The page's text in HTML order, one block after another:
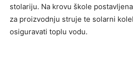
stolariju. Na krovu škole
za proizvodnju struje te solarni
osiguravati toplu vodu.